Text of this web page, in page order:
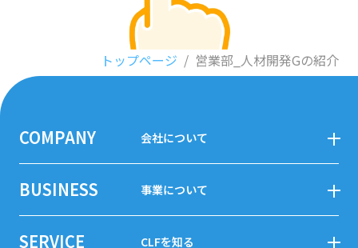
トップページ / 営業部_人材開発Gの紹介
COMPANY 会社について
社長インタビュー
企業理念
会社概要
BUSINESS 事業について
事業紹介
SERVICE CLFを知る